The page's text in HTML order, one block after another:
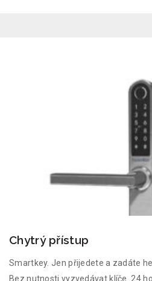
Chytrý přístup
Smartkey. Jen přijedete a zadáte
Bez nutnosti vyzvedávat klíče. 24